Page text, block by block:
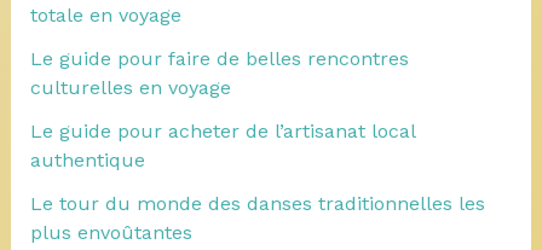
totale en voyage
Le guide pour faire de belles rencontres
culturelles en voyage
Le guide pour acheter de l’artisanat local
authentique
Le tour du monde des danses traditionnelles les
plus envoûtantes